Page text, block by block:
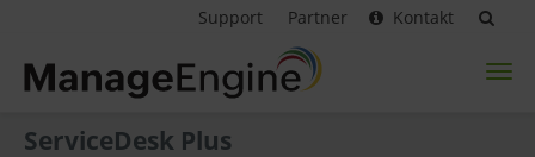
Support Partner Kontakt
ServiceDesk Plus